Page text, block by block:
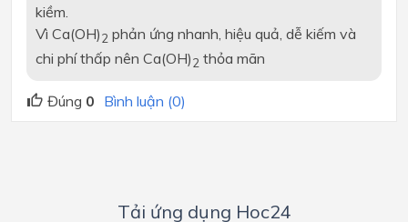
kiềm.
Vì Ca(OH)2 phản ứng nhanh, hiệu quả, dễ kiếm và
chi phí thấp nên Ca(OH)2 thỏa mãn
Đúng 0 Bình luận (0)
Tải ứng dụng Hoc24